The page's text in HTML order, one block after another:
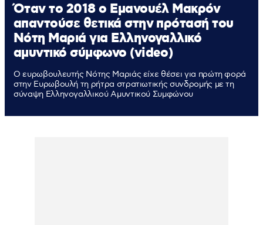
Όταν το 2018 ο Εμανουέλ Μακρόν
απαντούσε θετικά στην πρότασή του
Νότη Μαριά για Ελληνογαλλικό
αμυντικό σύμφωνο (video)
Ο ευρωβουλευτής Νότης Μαριάς είχε θέσει για πρώτη φορά
στην Ευρωβουλή τη ρήτρα στρατιωτικής συνδρομής με τη
σύναψη Ελληνογαλλικού Αμυντικού Συμφώνου